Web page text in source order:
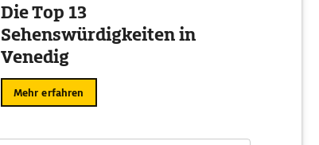
Die Top 13
Sehenswürdigkeiten in
Venedig
Mehr erfahren